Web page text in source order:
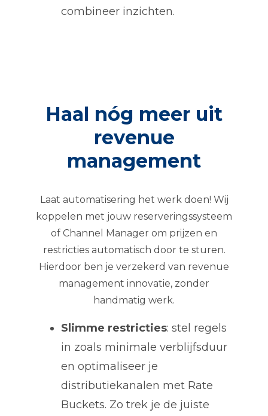
combineer inzichten.
Haal nóg meer uit
revenue
management
Laat automatisering het werk doen! Wij
koppelen met jouw reserveringssysteem
of Channel Manager om prijzen en
restricties automatisch door te sturen.
Hierdoor ben je verzekerd van revenue
management innovatie, zonder
handmatig werk.
Slimme restricties: stel regels
in zoals minimale verblijfsduur
en optimaliseer je
distributiekanalen met Rate
Buckets. Zo trek je de juiste